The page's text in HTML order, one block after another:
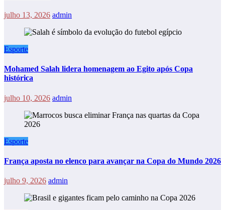
julho 13, 2026 admin
Esporte
Mohamed Salah lidera homenagem ao Egito após Copa
histórica
julho 10, 2026 admin
Esporte
França aposta no elenco para avançar na Copa do Mundo 2026
julho 9, 2026 admin